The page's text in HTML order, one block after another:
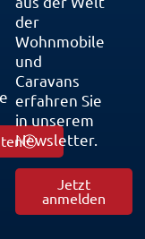
der
Wohnmobile
und
Caravans
erfahren Sie
in unserem
Newsletter.
Jetzt
anmelden